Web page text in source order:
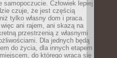
samopoczucie. Człowiek lepiej
czuje, że jest częścią
tylko własny dom i praca.
więc ani rajem, ani skazą na
przestrzenią z własnymi
Dla jednych będą
do życia, dla innych etapem
do którego wraca się